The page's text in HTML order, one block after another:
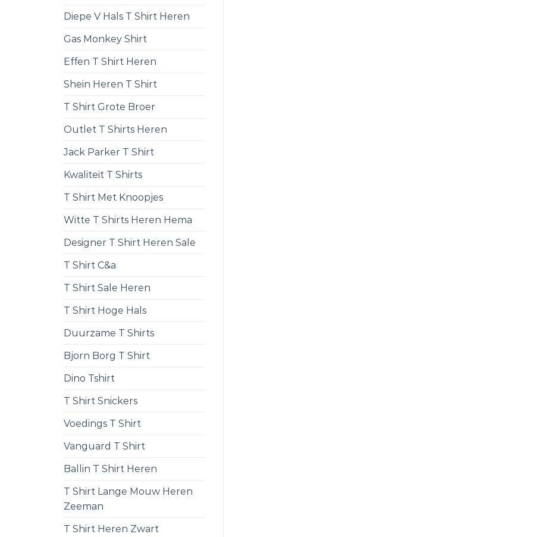
Diepe V Hals T Shirt Heren
Gas Monkey Shirt
Effen T Shirt Heren
Shein Heren T Shirt
T Shirt Grote Broer
Outlet T Shirts Heren
Jack Parker T Shirt
Kwaliteit T Shirts
T Shirt Met Knoopjes
Witte T Shirts Heren Hema
Designer T Shirt Heren Sale
T Shirt C&a
T Shirt Sale Heren
T Shirt Hoge Hals
Duurzame T Shirts
Bjorn Borg T Shirt
Dino Tshirt
T Shirt Snickers
Voedings T Shirt
Vanguard T Shirt
Ballin T Shirt Heren
T Shirt Lange Mouw Heren
Zeeman
T Shirt Heren Zwart